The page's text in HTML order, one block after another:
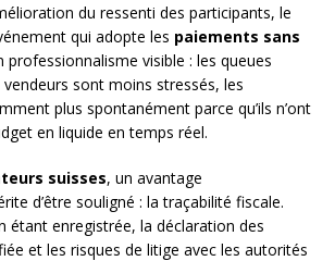
du ressenti des participants, le
qui adopte les paiements sans
professionnalisme visible : les queues
sont moins stressés, les
plus spontanément parce qu’ils n’ont
en liquide en temps réel.
suisses, un avantage
d’être souligné : la traçabilité fiscale.
étant enregistrée, la déclaration des
et les risques de litige avec les autorités